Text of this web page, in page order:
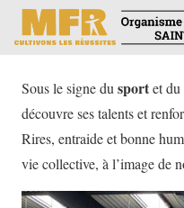
Sous le signe du sportet du
découvre ses talents et
Rires, entraide et bonne
vie collective, à l’image de